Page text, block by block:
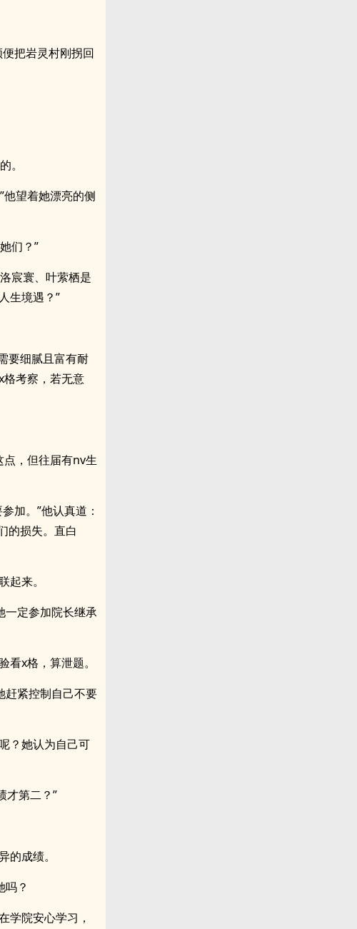
把岩灵村刚拐回
。
望着她漂亮的侧
们？”
宸寰、叶萦栖是
生境遇？”
要细腻且富有耐
考察，若无意
，但往届有nv生
加。”他认真道：
的损失。直白
来。
定参加院长继承
x格，算泄题。
紧控制自己不要
？她认为自己可
才第二？”
成绩。
？
学院安心学习，